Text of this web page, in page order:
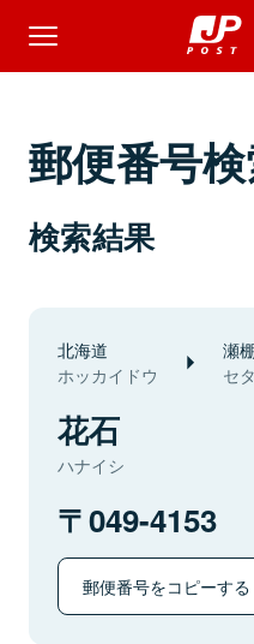
郵便番号
検索結果
北海道
ホッカイドウ
瀬
セ
花石
ハナイシ
049-4153
郵便番号をコピーする